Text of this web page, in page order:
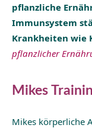
pflanzliche
Immunsystem
Krankheiten wie
pflanzlicher
Mikes
Mikes körperliche